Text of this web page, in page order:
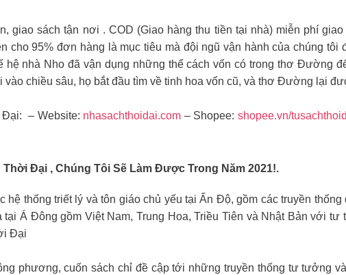
giao sách tận nơi . COD (Giao hàng thu tiền tại nhà) miễn phí
cho 95% đơn hàng là mục tiêu mà đội ngũ vận hành của chúng tôi
nhà Nho đã vận dụng những thể cách vốn có trong thơ Đường
chiều sâu, họ bắt đầu tìm về tinh hoa vốn cũ, và thơ Đường lại
Đại: – Website: nhasachthoidai.com – Shopee: shopee.vn/
Thời Đại , Chúng Tôi Sẽ Làm Được Trong Năm 2021!.
hệ thống triết lý và tôn giáo chủ yếu tại Ấn Độ, gồm các truyền
tại Á Đông gồm Việt Nam, Trung Hoa, Triều Tiên và Nhật Bản với
Đại
phương, cuốn sách chỉ đề cập tới những truyền thống tư tưởng